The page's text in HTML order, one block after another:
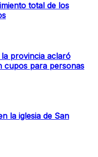
total de los
provincia aclaró
cupos para personas
la iglesia de San